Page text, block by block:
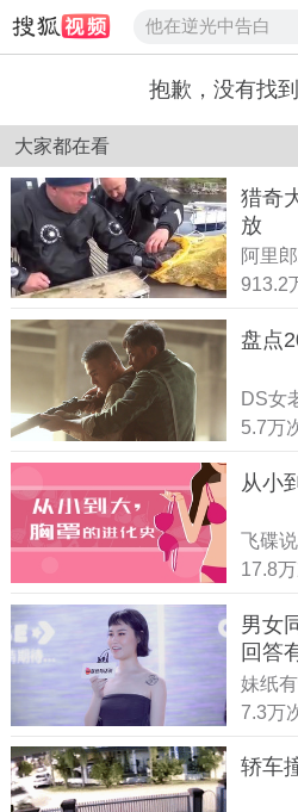
他在逆光中告白
抱歉，没有找
大家都在看
猎奇
放
阿里
913.2
盘点
DS女
5.7万
从小
飞碟说
17.8
男女
回答
妹纸
7.3万
轿车